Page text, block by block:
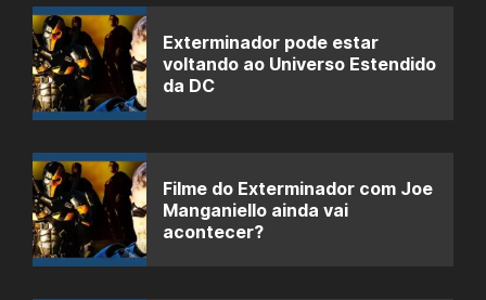
Exterminador pode estar
voltando ao Universo Estendido
da DC
Filme do Exterminador com Joe
Manganiello ainda vai
acontecer?